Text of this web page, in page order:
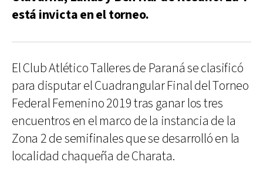
está invicta en el torneo.
El Club Atlético Talleres de Paraná se clasificó
para disputar el Cuadrangular Final del Torneo
Federal Femenino 2019 tras ganar los tres
encuentros en el marco de la instancia de la
Zona 2 de semifinales que se desarrolló en la
localidad chaqueña de Charata.